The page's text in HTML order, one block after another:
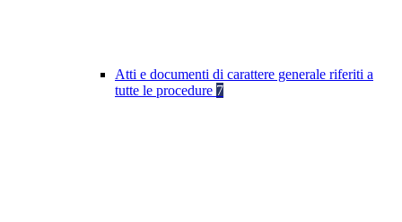
Atti e documenti di carattere generale riferiti a
tutte le procedure 7